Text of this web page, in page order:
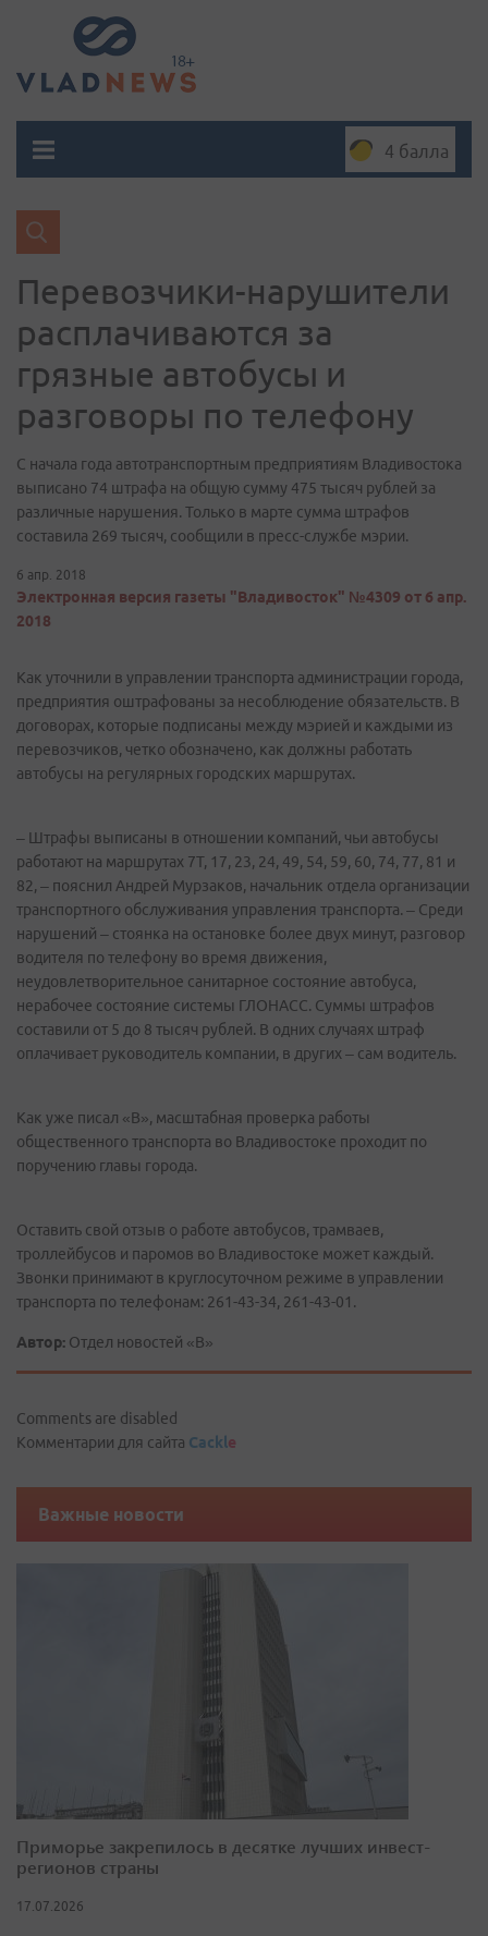
4 балла
Перевозчики-нарушители
расплачиваются за
грязные автобусы и
разговоры по телефону
С начала года автотранспортным предприятиям Владивостока
выписано 74 штрафа на общую сумму 475 тысяч рублей за
различные нарушения. Только в марте сумма штрафов
составила 269 тысяч, сообщили в пресс-службе мэрии.
6 апр. 2018
Электронная версия газеты "Владивосток" №4309 от 6 апр.
2018
Как уточнили в управлении транспорта администрации города,
предприятия оштрафованы за несоблюдение обязательств. В
договорах, которые подписаны между мэрией и каждыми из
перевозчиков, четко обозначено, как должны работать
автобусы на регулярных городских маршрутах.
– Штрафы выписаны в отношении компаний, чьи автобусы
работают на маршрутах 7Т, 17, 23, 24, 49, 54, 59, 60, 74, 77, 81 и
82, – пояснил Андрей Мурзаков, начальник отдела организации
транспортного обслуживания управления транспорта. – Среди
нарушений – стоянка на остановке более двух минут, разговор
водителя по телефону во время движения,
неудовлетворительное санитарное состояние автобуса,
нерабочее состояние системы ГЛОНАСС. Суммы штрафов
составили от 5 до 8 тысяч рублей. В одних случаях штраф
оплачивает руководитель компании, в других – сам водитель.
Как уже писал «В», масштабная проверка работы
общественного транспорта во Владивостоке проходит по
поручению главы города.
Оставить свой отзыв о работе автобусов, трамваев,
троллейбусов и паромов во Владивостоке может каждый.
Звонки принимают в круглосуточном режиме в управлении
транспорта по телефонам: 261-43-34, 261-43-01.
Автор: Отдел новостей «В»
Comments are disabled
Комментарии для сайта Cackle
Важные новости
Приморье закрепилось в десятке лучших инвест-
регионов страны
17.07.2026